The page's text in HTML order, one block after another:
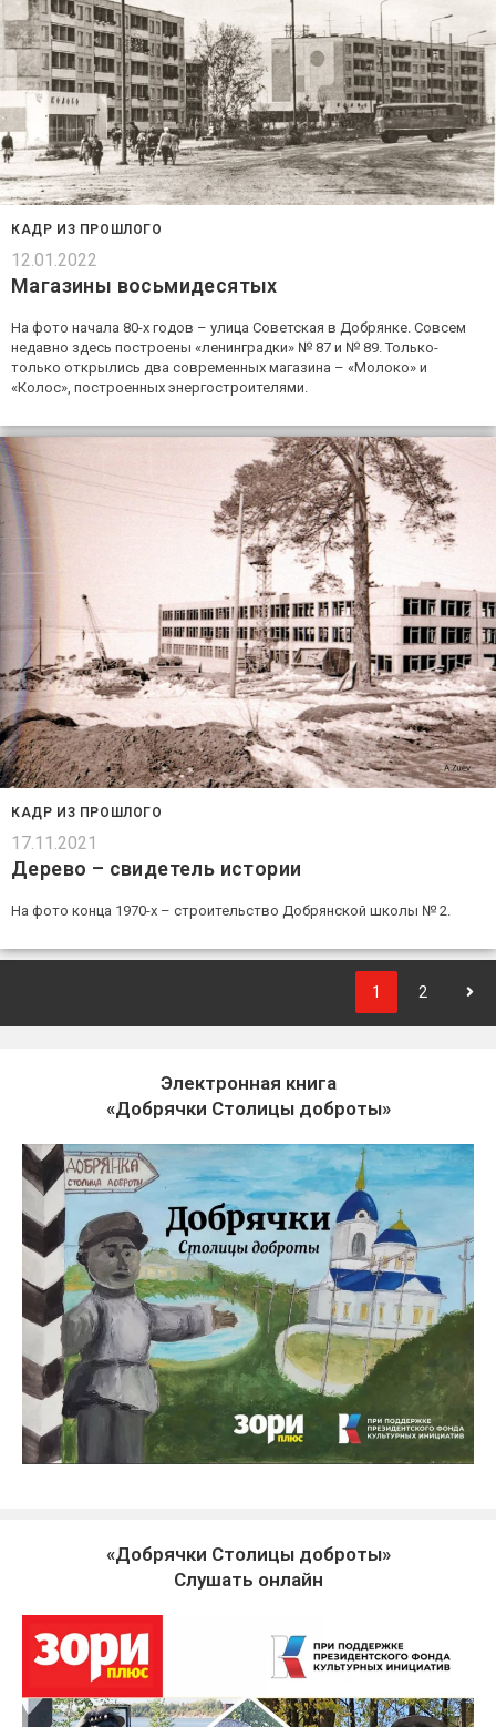
КАДР ИЗ ПРОШЛОГО
12.01.2022
Магазины восьмидесятых
На фото начала 80-х годов – улица Советская в Добрянке. Совсем
недавно здесь построены «ленинградки» № 87 и № 89. Только-
только открылись два современных магазина – «Молоко» и
«Колос», построенных энергостроителями.
КАДР ИЗ ПРОШЛОГО
17.11.2021
Дерево – свидетель истории
На фото конца 1970-х – строительство Добрянской школы № 2.
1 2
Электронная книга
«Добрячки Столицы доброты»
«Добрячки Столицы доброты»
Слушать онлайн